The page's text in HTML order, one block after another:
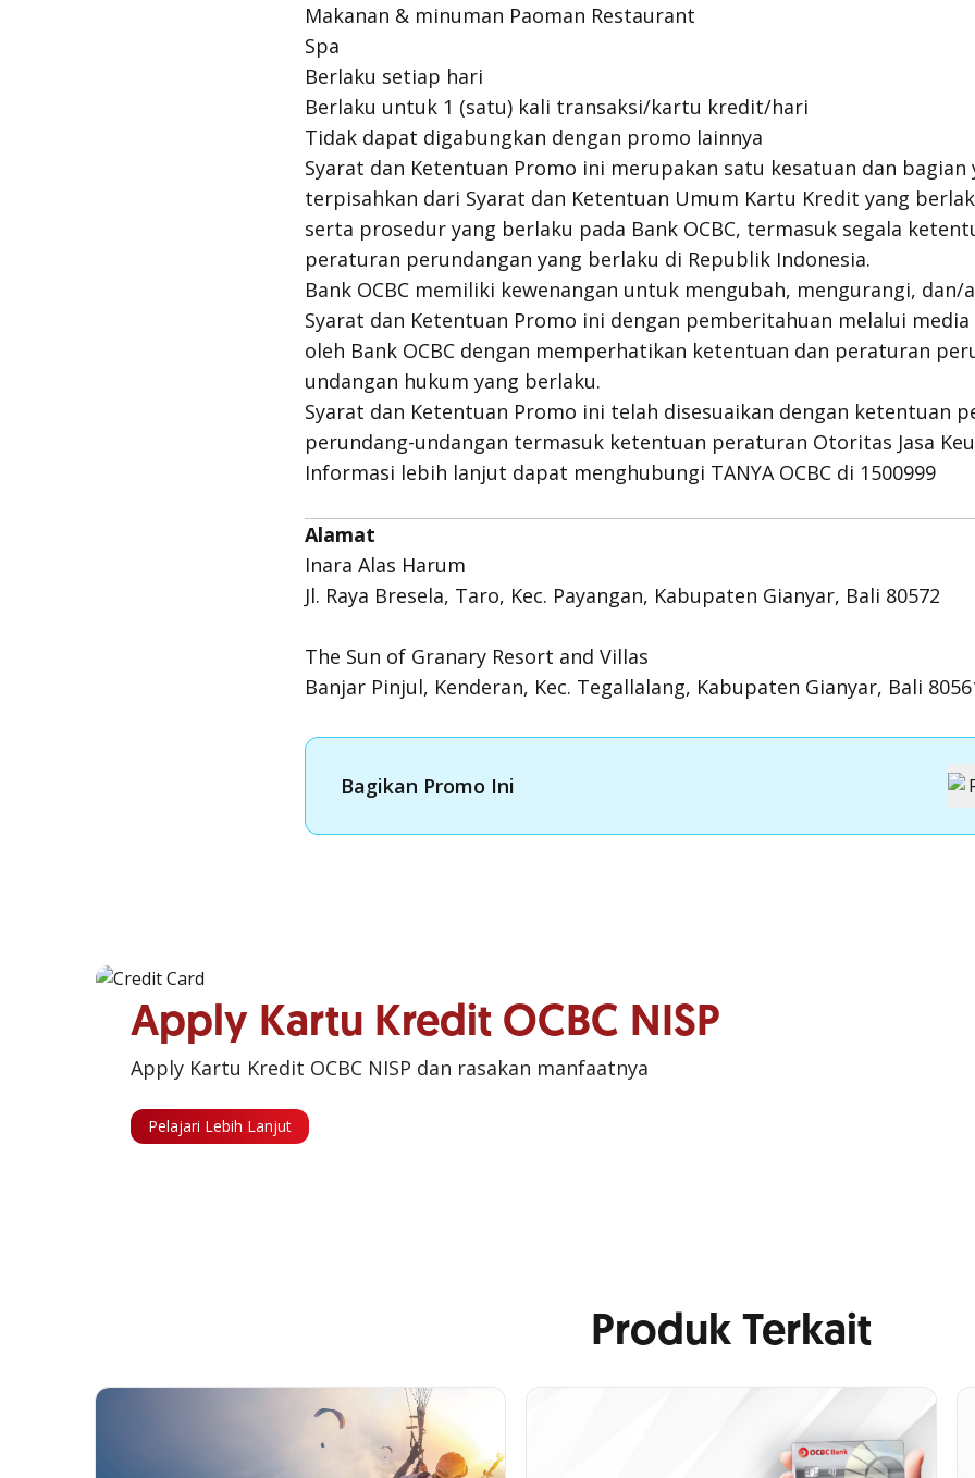
Makanan & minuman Paoman Restaurant
Spa
Berlaku setiap hari
Berlaku untuk 1 (satu) kali transaksi/kartu kredit/hari
Tidak dapat digabungkan dengan promo lainnya
Syarat dan Ketentuan Promo ini merupakan satu kesatuan dan bagian
terpisahkan dari Syarat dan Ketentuan Umum Kartu Kredit yang
serta prosedur yang berlaku pada Bank OCBC, termasuk segala
peraturan perundangan yang berlaku di Republik Indonesia.
Bank OCBC memiliki kewenangan untuk mengubah, mengurangi, dan/
Syarat dan Ketentuan Promo ini dengan pemberitahuan melalui
oleh Bank OCBC dengan memperhatikan ketentuan dan peraturan
undangan hukum yang berlaku.
Syarat dan Ketentuan Promo ini telah disesuaikan dengan ketentuan
perundang-undangan termasuk ketentuan peraturan Otoritas Jasa
Informasi lebih lanjut dapat menghubungi TANYA OCBC di 1500999
Alamat
Inara Alas Harum
Jl. Raya Bresela, Taro, Kec. Payangan, Kabupaten Gianyar, Bali 80572
The Sun of Granary Resort and Villas
Banjar Pinjul, Kenderan, Kec. Tegallalang, Kabupaten Gianyar, Bali
Bagikan Promo Ini
Apply Kartu Kredit OCBC NISP
Apply Kartu Kredit OCBC NISP dan rasakan manfaatnya
Pelajari Lebih Lanjut
Produk Terkait